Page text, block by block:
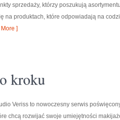
sprzedaży, którzy poszukują
na produktach, które odpowiadają na
]
kroku
Veriss to nowoczesny serwis
chcą rozwijać swoje umiejętności